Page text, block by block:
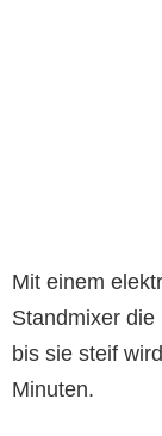
Mit einem
Standmixer
bis sie steif
Minuten.